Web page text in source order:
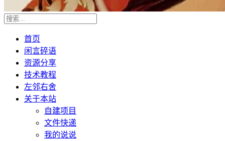
首页
闲言碎语
资源分享
技术教程
左邻右舍
关于本站
自建项目
文件快递
我的说说